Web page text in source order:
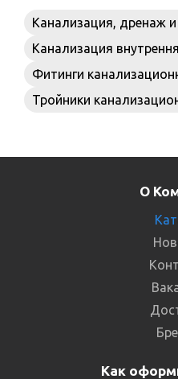
Канализация, дренаж
Канализация
Фитинги
Тройники
О
Как